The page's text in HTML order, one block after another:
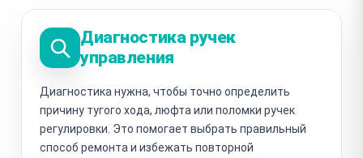
Диагностика ручек
управления
Диагностика нужна, чтобы точно определить
причину тугого хода, люфта или поломки ручек
регулировки. Это помогает выбрать правильный
способ ремонта и избежать повторной